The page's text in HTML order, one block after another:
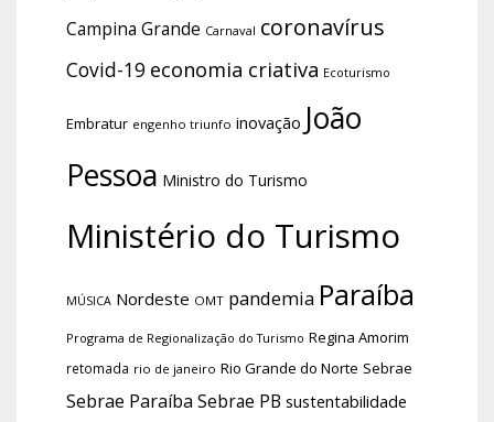
Campina Grande Carnaval coronavírus
Covid-19 economia criativa Ecoturismo
Embratur engenho triunfo inovação João
Pessoa Ministro do Turismo
Ministério do Turismo
MÚSICA Nordeste OMT pandemia Paraíba
Programa de Regionalização do Turismo Regina Amorim
retomada rio de janeiro Rio Grande do Norte Sebrae
Sebrae Paraíba Sebrae PB sustentabilidade